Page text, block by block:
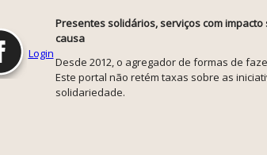
Login
Presentes solidários, serviços com
causa
Desde 2012, o agregador de formas de
Este portal não retém taxas sobre as
solidariedade.